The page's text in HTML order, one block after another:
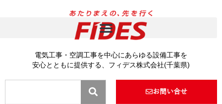
電気工事・空調工事を中心にあらゆる設備工事を
安心とともに提供する、フィデス株式会社(千葉県)
お問い合せ